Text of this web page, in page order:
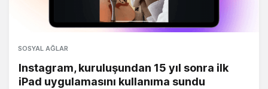
SOSYAL AĞLAR
Instagram, kuruluşundan 15 yıl sonra ilk
iPad uygulamasını kullanıma sundu